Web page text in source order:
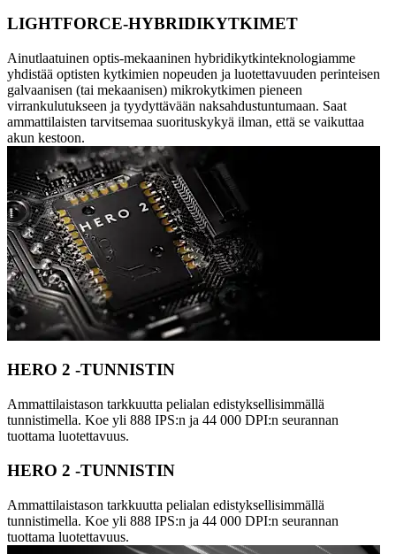
LIGHTFORCE-HYBRIDIKYTKIMET
Ainutlaatuinen optis-mekaaninen hybridikytkinteknologiamme
yhdistää optisten kytkimien nopeuden ja luotettavuuden perinteisen
galvaanisen (tai mekaanisen) mikrokytkimen pieneen
virrankulutukseen ja tyydyttävään naksahdustuntumaan. Saat
ammattilaisten tarvitsemaa suorituskykyä ilman, että se vaikuttaa
akun kestoon.
HERO 2 -TUNNISTIN
Ammattilaistason tarkkuutta pelialan edistyksellisimmällä
tunnistimella. Koe yli 888 IPS:n ja 44 000 DPI:n seurannan
tuottama luotettavuus.
HERO 2 -TUNNISTIN
Ammattilaistason tarkkuutta pelialan edistyksellisimmällä
tunnistimella. Koe yli 888 IPS:n ja 44 000 DPI:n seurannan
tuottama luotettavuus.